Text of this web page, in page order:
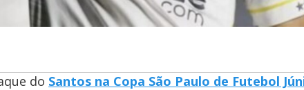
do Santos na Copa São Paulo de Futebol